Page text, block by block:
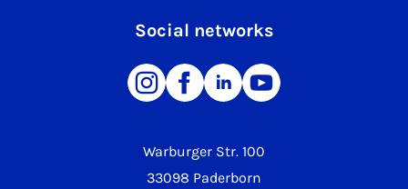
Warburger Str. 100
33098 Paderborn
Social networks